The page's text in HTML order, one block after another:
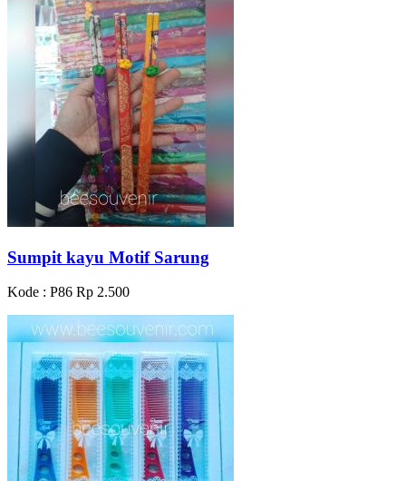
Sumpit kayu Motif Sarung
Kode : P86 Rp 2.500